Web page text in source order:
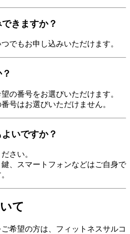
きますか？
でもお申し込みいただけます。
の番号をお選びいただけます。
号はお選びいただけません。
いですか？
さい。
、スマートフォンなどはご自身で
て
希望の方は、フィットネスサルコ